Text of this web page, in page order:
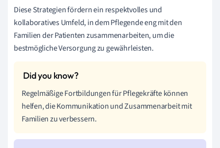
Diese Strategien fördern ein respektvolles und
kollaboratives Umfeld, in dem Pflegende eng mit den
Familien der Patienten zusammenarbeiten, um die
bestmögliche Versorgung zu gewährleisten.
Regelmäßige Fortbildungen für Pflegekräfte können
helfen, die Kommunikation und Zusammenarbeit mit
Familien zu verbessern.